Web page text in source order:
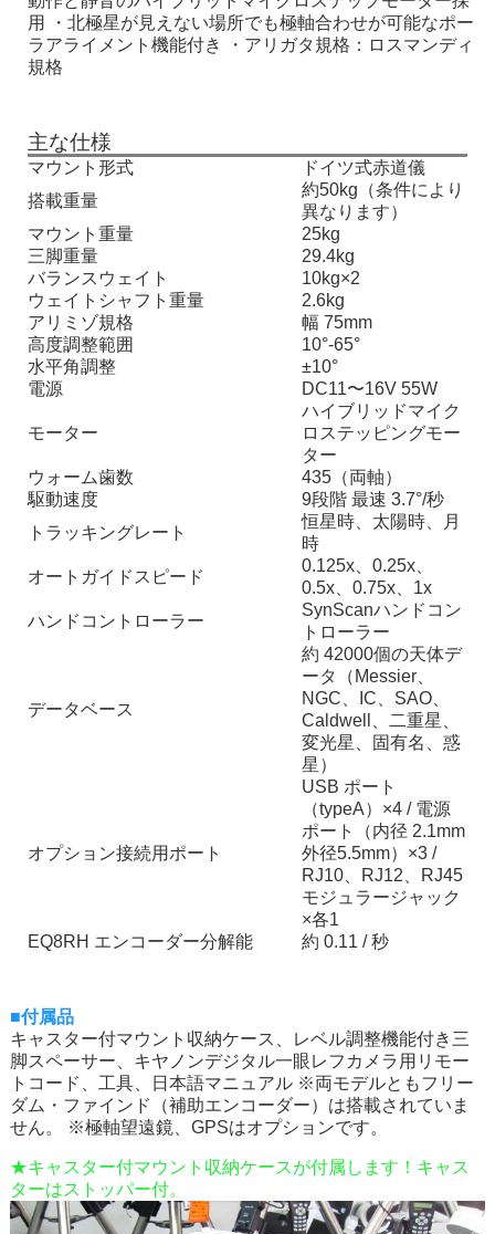
用 ・北極星が見えない場所でも極軸合わせが可能なポー
ラアライメント機能付き ・アリガタ規格：ロスマンディ
規格
主な仕様
マウント形式
ドイツ式赤道儀
搭載重量
約50kg（条件により
異なります）
マウント重量
25kg
三脚重量
29.4kg
バランスウェイト
10kg×2
ウェイトシャフト重量
2.6kg
アリミゾ規格
幅 75mm
高度調整範囲
10°-65°
水平角調整
±10°
電源
DC11〜16V 55W
モーター
ハイブリッドマイク
ロステッピングモー
ター
ウォーム歯数
435（両軸）
駆動速度
9段階 最速 3.7°/秒
トラッキングレート
恒星時、太陽時、月
時
オートガイドスピード
0.125x、0.25x、
0.5x、0.75x、1x
ハンドコントローラー
SynScanハンドコン
トローラー
データベース
約 42000個の天体デ
ータ（Messier、
NGC、IC、SAO、
Caldwell、二重星、
変光星、固有名、惑
星）
オプション接続用ポート
USB ポート
（typeA）×4 / 電源
ポート（内径 2.1mm
外径5.5mm）×3 /
RJ10、RJ12、RJ45
モジュラージャック
×各1
EQ8RH エンコーダー分解能
約 0.11 / 秒
■付属品
キャスター付マウント収納ケース、レベル調整機能付き三
脚スペーサー、キヤノンデジタル一眼レフカメラ用リモー
トコード、工具、日本語マニュアル ※両モデルともフリー
ダム・ファインド（補助エンコーダー）は搭載されていま
せん。 ※極軸望遠鏡、GPSはオプションです。
★キャスター付マウント収納ケースが付属します！キャス
ターはストッパー付。